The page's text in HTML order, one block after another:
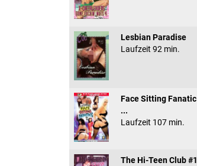
Lesbian Paradise
Laufzeit 92 min.
Face Sitting Fanatic
...
Laufzeit 107 min.
The Hi-Teen Club #1